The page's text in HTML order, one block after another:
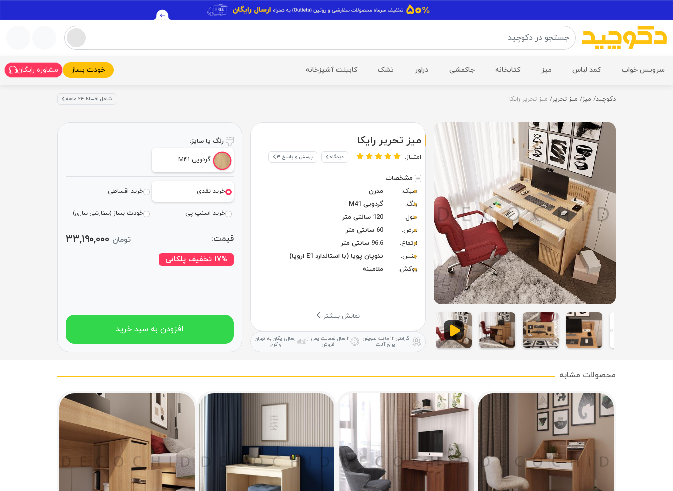
سرویس خواب کمد لباس میز کتابخانه جاکفشی دراور تشک کابینت آشپزخانه خودت بساز مشاوره رایگان
دکوچید میز میز تحریر میز تحریر رایکا شامل اقساط ۲۴ ماهه
میز تحریر رایکا
امتیاز: دیدگاه پرسش و پاسخ ۳
مشخصات
سبک:
مدرن
رنگ:
گردویی M41
طول:
120 سانتی متر
عرض:
60 سانتی متر
ارتفاع:
96.6 سانتی متر
جنس:
نئوپان پویا (با استاندارد E1 اروپا)
روکش:
ملامینه
نمایش بیشتر
گارانتی ۱۲ ماهه
تعویض
یراق آلات
۲ سال ضمانت
پس از
فروش
ارسال رایگان به تهران
و کرج
رنگ یا سایز:
گردویی M۴۱
خرید نقدی خرید اقساطی
خرید اسنپ پی خودت بساز(سفارشی سازی)
قیمت: تومان ۳۳,۱۹۰,۰۰۰
۱۷% تخفیف پلکانی
افزودن به سبد خرید
محصولات مشابه